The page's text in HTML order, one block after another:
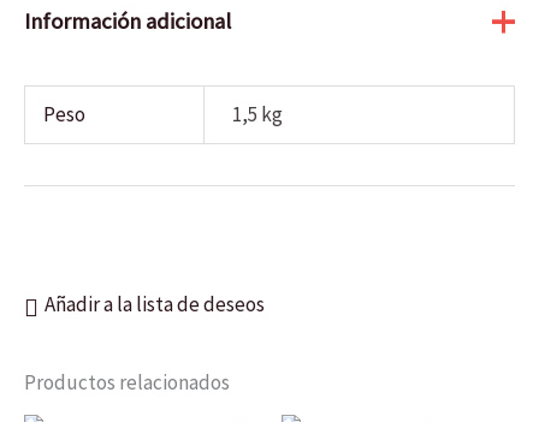
Información adicional
Peso 1,5 kg
Añadir a la lista de deseos
Productos relacionados
AGOTADO